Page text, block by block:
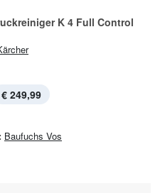
K 4 Full Control
€ 249,99
Baufuchs Vos